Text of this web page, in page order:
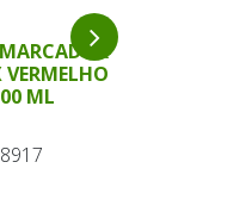
VERMELHO
ML
8917